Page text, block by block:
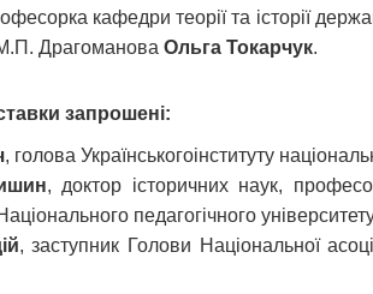
кафедри теорії та історії
М.П. Драгоманова Ольга Токарчук.
запрошені:
, голова Українськогоінституту
, доктор історичних наук,
педагогічного
, заступник Голови Національної